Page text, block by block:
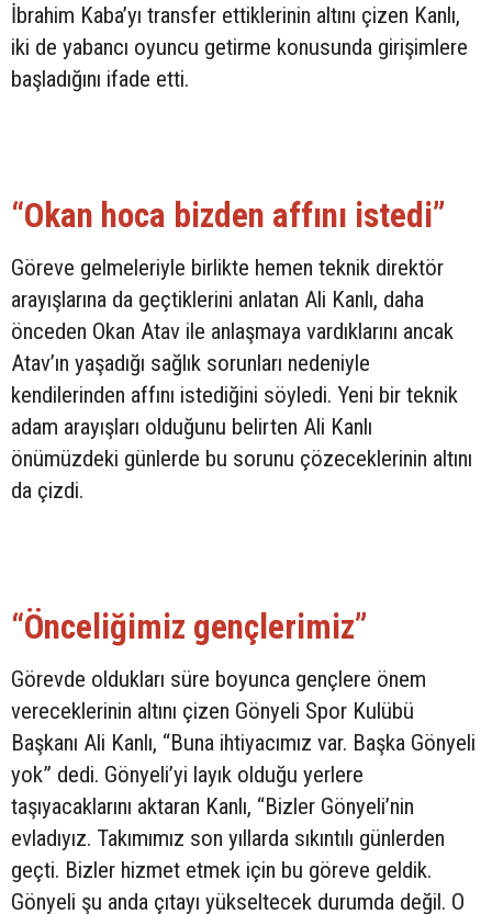
İbrahim Kaba’yı transfer ettiklerinin altını çizen Kanlı,
iki de yabancı oyuncu getirme konusunda girişimlere
başladığını ifade etti.
“Okan hoca bizden affını istedi”
Göreve gelmeleriyle birlikte hemen teknik direktör
arayışlarına da geçtiklerini anlatan Ali Kanlı, daha
önceden Okan Atav ile anlaşmaya vardıklarını ancak
Atav’ın yaşadığı sağlık sorunları nedeniyle
kendilerinden affını istediğini söyledi. Yeni bir teknik
adam arayışları olduğunu belirten Ali Kanlı
önümüzdeki günlerde bu sorunu çözeceklerinin altını
da çizdi.
“Önceliğimiz gençlerimiz”
Görevde oldukları süre boyunca gençlere önem
vereceklerinin altını çizen Gönyeli Spor Kulübü
Başkanı Ali Kanlı, “Buna ihtiyacımız var. Başka Gönyeli
yok” dedi. Gönyeli’yi layık olduğu yerlere
taşıyacaklarını aktaran Kanlı, “Bizler Gönyeli’nin
evladıyız. Takımımız son yıllarda sıkıntılı günlerden
geçti. Bizler hizmet etmek için bu göreve geldik.
Gönyeli şu anda çıtayı yükseltecek durumda değil. O